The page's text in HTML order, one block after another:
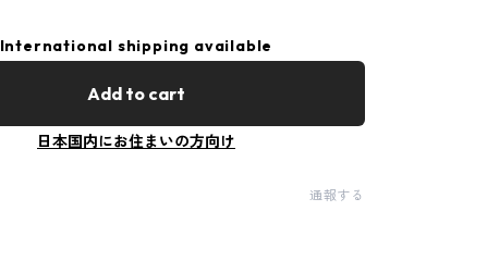
International shipping available
Add to cart
日本国内にお住まいの方向け
通報する